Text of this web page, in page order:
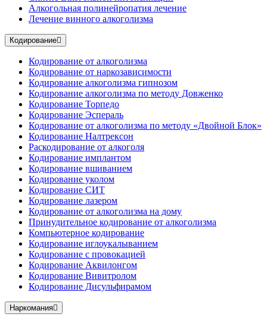
Алкогольная полинейропатия лечение
Лечение винного алкоголизма
Кодирование
Кодирование от алкоголизма
Кодирование от наркозависимости
Кодирование алкоголизма гипнозом
Кодирование алкоголизма по методу Довженко
Кодирование Торпедо
Кодирование Эспераль
Кодирование от алкоголизма по методу «Двойной Блок»
Кодирование Налтрексон
Раскодирование от алкоголя
Кодирование имплантом
Кодирование вшиванием
Кодирование уколом
Кодирование СИТ
Кодирование лазером
Кодирование от алкоголизма на дому
Принудительное кодирование от алкоголизма
Компьютерное кодирование
Кодирование иглоукалыванием
Кодирование с провокацией
Кодирование Аквилонгом
Кодирование Вивитролом
Кодирование Дисульфирамом
Наркомания